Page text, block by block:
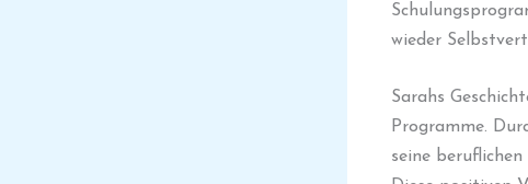
wieder
Sarahs
Programme.
seine